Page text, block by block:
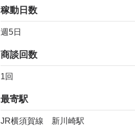
稼動日数
週5日
商談回数
1回
最寄駅
JR横須賀線 新川崎駅